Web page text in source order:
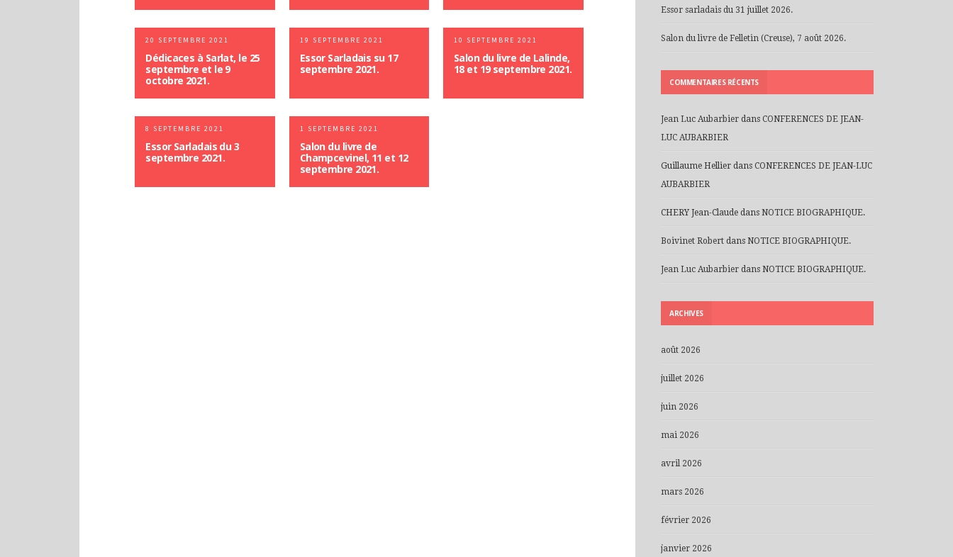
20 SEPTEMBRE 2021
Dédicaces à Sarlat, le 25
septembre et le 9
octobre 2021.
19 SEPTEMBRE 2021
Essor Sarladais su 17
septembre 2021.
10 SEPTEMBRE 2021
Salon du livre de Lalinde,
18 et 19 septembre 2021.
8 SEPTEMBRE 2021
Essor Sarladais du 3
septembre 2021.
1 SEPTEMBRE 2021
Salon du livre de
Champcevinel, 11 et 12
septembre 2021.
Essor sarladais du 31 juillet 2026.
Salon du livre de Felletin (Creuse), 7 août 2026.
COMMENTAIRES RÉCENTS
Jean Luc Aubarbier dans CONFERENCES DE JEAN-
LUC AUBARBIER
Guillaume Hellier dans CONFERENCES DE JEAN-LUC
AUBARBIER
CHERY Jean-Claude dans NOTICE BIOGRAPHIQUE.
Boivinet Robert dans NOTICE BIOGRAPHIQUE.
Jean Luc Aubarbier dans NOTICE BIOGRAPHIQUE.
ARCHIVES
août 2026
juillet 2026
juin 2026
mai 2026
avril 2026
mars 2026
février 2026
janvier 2026